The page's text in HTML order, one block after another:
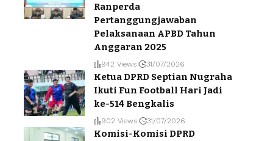
Ranperda
Pertanggungjawaban
Pelaksanaan APBD Tahun
Anggaran 2025
942 Views 31/07/2026
Ketua DPRD Septian Nugraha
Ikuti Fun Football Hari Jadi
ke-514 Bengkalis
902 Views 31/07/2026
Komisi-Komisi DPRD